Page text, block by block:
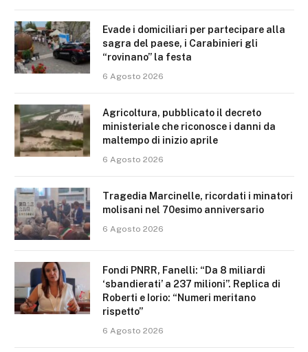
Evade i domiciliari per partecipare alla
sagra del paese, i Carabinieri gli
“rovinano” la festa
6 Agosto 2026
Agricoltura, pubblicato il decreto
ministeriale che riconosce i danni da
maltempo di inizio aprile
6 Agosto 2026
Tragedia Marcinelle, ricordati i minatori
molisani nel 70esimo anniversario
6 Agosto 2026
Fondi PNRR, Fanelli: “Da 8 miliardi
‘sbandierati’ a 237 milioni”. Replica di
Roberti e Iorio: “Numeri meritano
rispetto”
6 Agosto 2026